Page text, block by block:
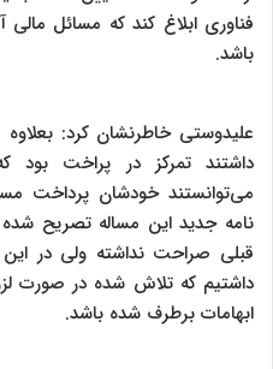
فناوری ابلاغ کند که مسائل
باشد.
علیدوستی خاطرنشان کرد:
داشتند تمرکز در پراخت بود
می‌توانستند خودشان پرداخت
نامه جدید این مساله تصریح
قبلی صراحت نداشته ولی در
داشتیم که تلاش شده در صورت
ابهامات برطرف شده باشد.